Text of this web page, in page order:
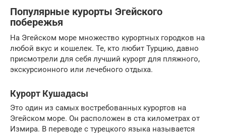
Популярные курорты Эгейского
побережья
На Эгейском море множество курортных городков на
любой вкус и кошелек. Те, кто любит Турцию, давно
присмотрели для себя лучший курорт для пляжного,
экскурсионного или лечебного отдыха.
Курорт Кушадасы
Это один из самых востребованных курортов на
Эгейском море. Он расположен в ста километрах от
Измира. В переводе с турецкого языка называется